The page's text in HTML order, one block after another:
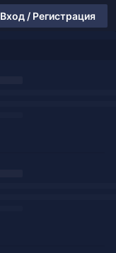
Вход / Регистрация